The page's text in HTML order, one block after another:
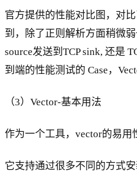
官方提供的性能对比图，对
到，除了正则解析方面稍微
source发送到TCP sink, 还是
到端的性能测试的 Case，
（3）Vector-基本用法
作为一个工具，vector的易用
它支持通过很多不同的方式